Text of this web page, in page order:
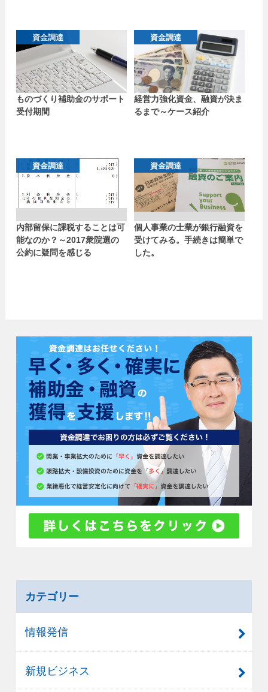
資金調達
ものづくり補助金のサポート
受付期間
資金調達
経営力強化資金、融資が決ま
るまで～ケース紹介
資金調達
内部留保に課税することは可
能なのか？～2017衆院選の
公約に疑問を感じる
資金調達
個人事業の士業が銀行融資を
受けてみる。手続きは簡単で
した。
カテゴリー
情報発信
新規ビジネス